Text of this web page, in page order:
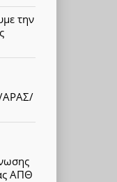
την
ΑΡΑΣ/
ΑΠΘ